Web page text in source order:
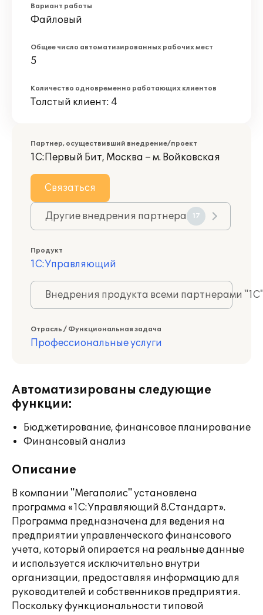
Вариант работы
Файловый
Общее число автоматизированных рабочих мест
5
Количество одновременно работающих клиентов
Толстый клиент: 4
Партнер, осуществивший внедрение/проект
1С:Первый Бит, Москва – м. Войковская
Связаться
Другие внедрения партнера 17
Продукт
1С:Управляющий
Внедрения продукта всеми партнерами
Отрасль / Функциональная задача
Профессиональные услуги
Автоматизированы следующие
функции:
Бюджетирование, финансовое планирование
Финансовый анализ
Описание
В компании "Мегаполис" установлена
программа «1С:Управляющий 8.Стандарт».
Программа предназначена для ведения на
предприятии управленческого финансового
учета, который опирается на реальные данные
и используется исключительно внутри
организации, предоставляя информацию для
руководителей и собственников предприятия.
Поскольку функциональности типовой